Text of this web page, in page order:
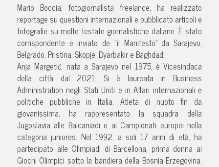
Mario Boccia, fotogiornalista freelance, ha realizzato
reportage su questioni internazionali e pubblicato articoli e
fotografie su molte testate giornalistiche italiane. È stato
corrispondente e inviato de “il Manifesto” da Sarajevo,
Belgrado, Pristina, Skopje, Dyarbakir e Baghdad.
Anja Margetić, nata a Sarajevo nel 1975, è Vicesindaca
della città dal 2021. Si è laureata in Business
Administration negli Stati Uniti e in Affari internazionali e
politiche pubbliche in Italia. Atleta di nuoto fin da
giovanissima, ha rappresentato la squadra della
Jugoslavia alle Balcaniadi e ai Campionati europei nella
categoria juniores. Nel 1992, a soli 17 anni di età, ha
partecipato alle Olimpiadi di Barcellona, prima donna ai
Giochi Olimpici sotto la bandiera della Bosnia Erzegovina.